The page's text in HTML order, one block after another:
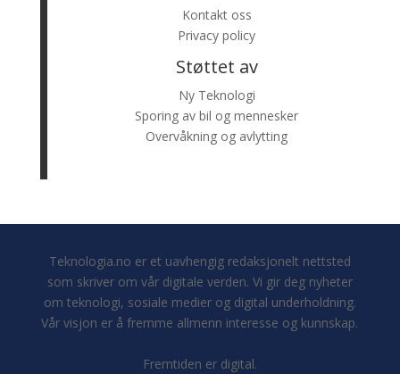
Kontakt oss
Privacy policy
Støttet av
Ny Teknologi
Sporing av bil og mennesker
Overvåkning og avlytting
Teknologia.no er et uavhengig redaksjonelt nettsted
som skriver om vår digitale verden. Vi gir deg nyheter
om teknologi, sosiale medier og digital underholdning.
Vår visjon er å fremme allmenn interesse og kunnskap.
Fremtiden er digital.